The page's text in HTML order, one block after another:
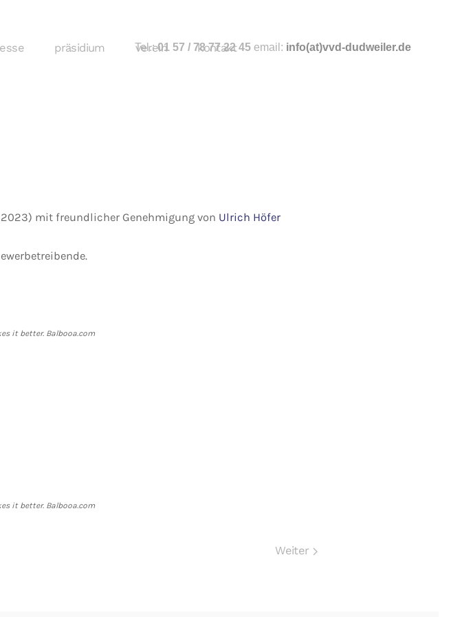
präsidium verein kontakt
Tel.:01 57 / 78 77 22 45 email: info(at)vvd-dudweiler.de
mit freundlicher Genehmigung von Ulrich Höfer
it better. Balbooa.com
it better. Balbooa.com
Weiter